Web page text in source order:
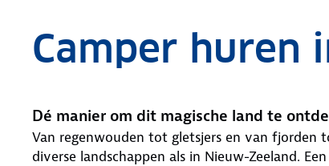
Camper huren
Dé manier om dit magische land te
Van regenwouden tot gletsjers en van fjorden
diverse landschappen als in Nieuw-Zeeland.